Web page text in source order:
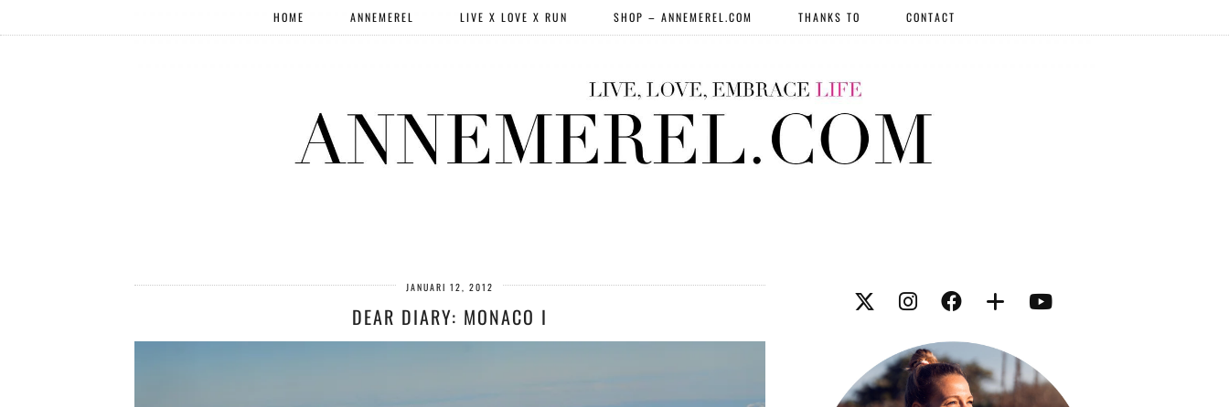
HOME ANNEMEREL LIVE X LOVE X RUN SHOP – ANNEMEREL.COM THANKS TO CONTACT
JANUARI 12, 2012
DEAR DIARY: MONACO I